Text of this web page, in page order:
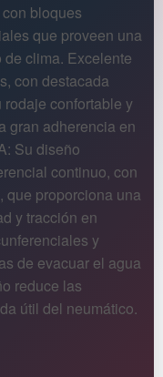
bloques
que proveen una
clima. Excelente
con destacada
confortable y
gran adherencia en
Su diseño
continuo, con
que proporciona una
y tracción en
y
de evacuar el agua
reduce las
útil del neumático.